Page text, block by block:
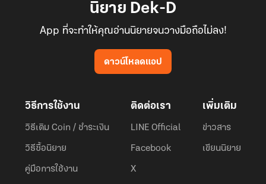
นิยาย Dek-D
App ที่จะทำให้คุณอ่านนิยายจนวางมือถือไม่ลง!
ดาวน์โหลดแอป
วิธีการใช้งาน
วิธีเติม Coin / ชำระเงิน
วิธีซื้อนิยาย
คู่มือการใช้งาน
ติดต่อเรา
LINE Official
Facebook
X
เพิ่มเติม
ข่าวสาร
เขียนนิยาย